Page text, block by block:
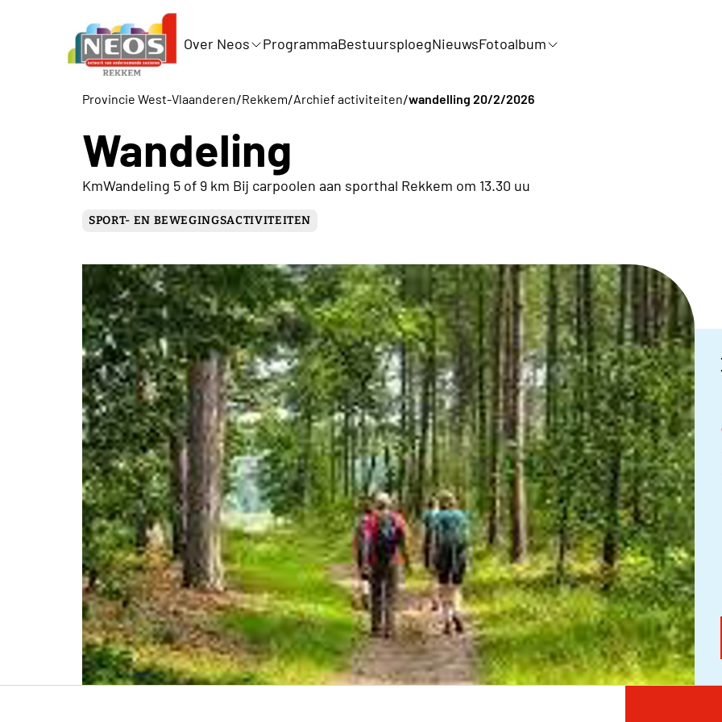
Over Neos ProgrammaBestuursploegNieuwsFotoalbum
Provincie West-Vlaanderen/Rekkem/Archief activiteiten/wandelling 20/2/2026
Wandeling
KmWandeling 5 of 9 km Bij carpoolen aan sporthal Rekkem om 13.30 uu
SPORT- EN BEWEGINGSACTIVITEITEN